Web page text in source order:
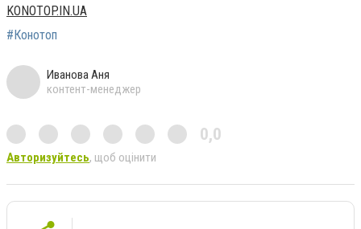
KONOTOP.IN.UA
#Конотоп
Иванова Аня
контент-менеджер
0,0
Авторизуйтесь, щоб оцінити